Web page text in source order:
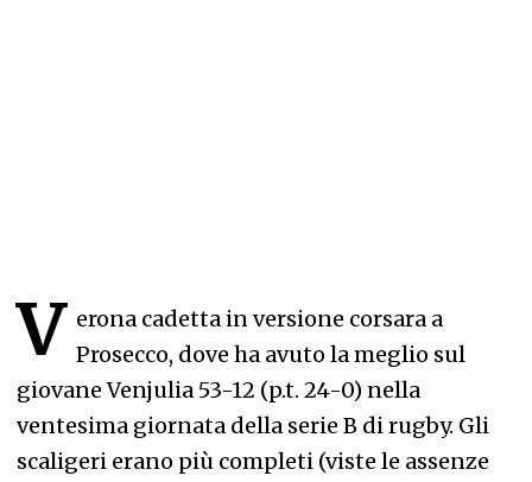
V erona cadetta in versione corsara a
Prosecco, dove ha avuto la meglio sul
giovane Venjulia 53-12 (p.t. 24-0) nella
ventesima giornata della serie B di rugby. Gli
scaligeri erano più completi (viste le assenze